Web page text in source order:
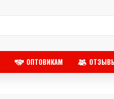
ОПТОВИКАМ